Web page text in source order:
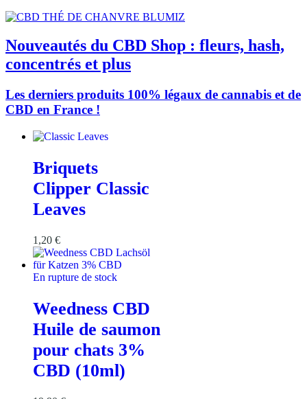
Nouveautés du CBD Shop : fleurs, hash,
concentrés et plus
Les derniers produits 100% légaux de cannabis et de
CBD en France !
Briquets
Clipper Classic
Leaves
1,20 €
En rupture de stock
Weedness CBD
Huile de saumon
pour chats 3%
CBD (10ml)